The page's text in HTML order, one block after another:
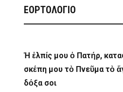
ΕΟΡΤΟΛΟΓΙΟ
Ἡ ἐλπίς μου ὁ Πατήρ,
σκέπη μου τὸ Πνεῦμα τὸ
δόξα σοι